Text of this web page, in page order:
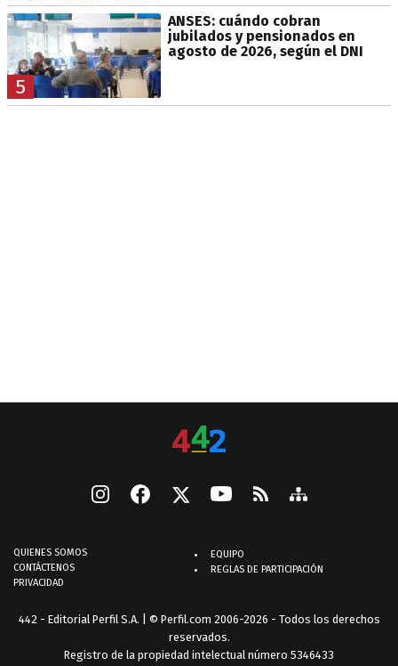
5
ANSES: cuándo cobran
jubilados y pensionados en
agosto de 2026, según el DNI
QUIENES SOMOS
CONTÁCTENOS
PRIVACIDAD
EQUIPO
REGLAS DE PARTICIPACIÓN
442 - Editorial Perfil S.A. | © Perfil.com 2006-2026 - Todos los derechos
reservados.
Registro de la propiedad intelectual número 5346433